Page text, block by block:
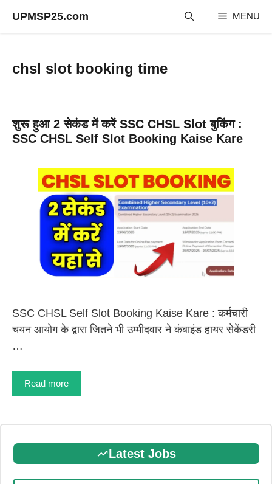
UPMSP25.com MENU
chsl slot booking time
शुरू हुआ 2 सेकंड में करें SSC CHSL Slot बुकिंग :
SSC CHSL Self Slot Booking Kaise Kare
SSC CHSL Self Slot Booking Kaise Kare : कर्मचारी
चयन आयोग के द्वारा जितने भी उम्मीदवार ने कंबाइंड हायर सेकेंडरी
…
Read more
Latest Jobs